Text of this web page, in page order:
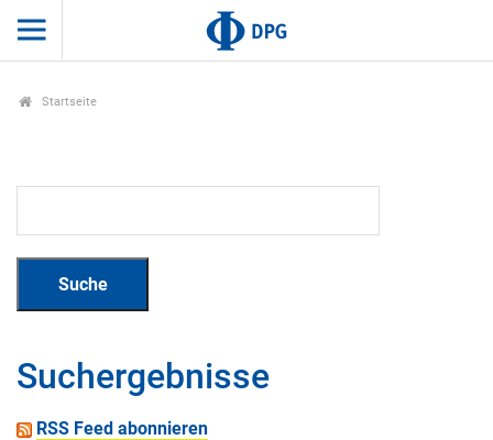
Startseite
Suchergebnisse
RSS Feed abonnieren